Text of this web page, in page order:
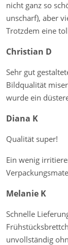
nicht ganz so
unscharf), aber
Trotzdem eine
Christian D
Sehr gut
Bildqualität
wurde ein
Diana K
Qualität super!
Ein wenig
Melanie K
Schnelle
unvollständig